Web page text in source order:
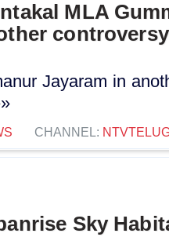
MLA
Jayaram in
CHANNEL:
Sky